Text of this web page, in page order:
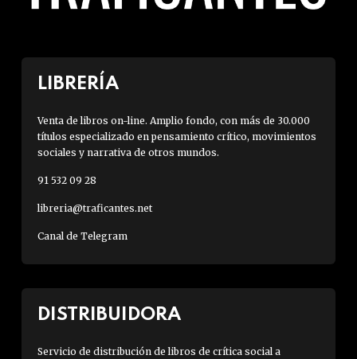
LIBRERÍA
Venta de libros on-line. Amplio fondo, con más de 30.000
títulos especializado en pensamiento crítico, movimientos
sociales y narrativa de otros mundos.
91 532 09 28
libreria@traficantes.net
Canal de Telegram
DISTRIBUIDORA
Servicio de distribución de libros de crítica social a